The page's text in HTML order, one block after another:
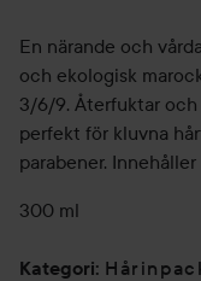
En närande och
och ekologisk
3/6/9. Återfuktar och
perfekt för kluvna
parabener.
300 ml
Kategori: